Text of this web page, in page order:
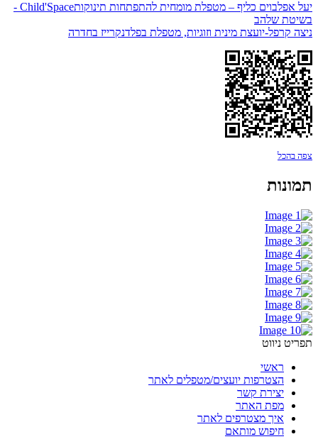
יעל אפלבוים כליף – מטפלת מומחית להתפתחות תינוקותChild'Space -
בשיטת שלהב
ניצה קרפל-יועצת מינית וזוגיות, מטפלת בפלדנקרייז בחדרה
צפה בהכל
תמונות
תפריט ניווט
ראשי
הצטרפות יועצים/מטפלים לאתר
יצירת קשר
מפת האתר
איך מצטרפים לאתר
חיפוש מותאם